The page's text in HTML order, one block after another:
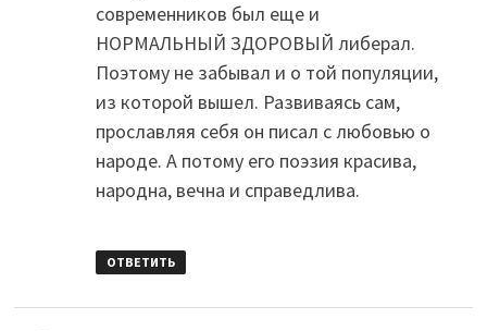
современников был еще и
НОРМАЛЬНЫЙ ЗДОРОВЫЙ либерал.
Поэтому не забывал и о той популяции,
из которой вышел. Развиваясь сам,
прославляя себя он писал с любовью о
народе. А потому его поэзия красива,
народна, вечна и справедлива.
ОТВЕТИТЬ